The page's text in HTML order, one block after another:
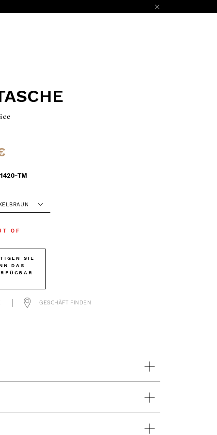
TM
OF
SIE
DAS
GESCHÄFT FINDEN